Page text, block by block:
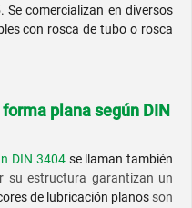
comercializan en diversos
con rosca de tubo o rosca
plana según DIN
DIN 3404 se llaman también
su estructura garantizan un
de lubricación planosson